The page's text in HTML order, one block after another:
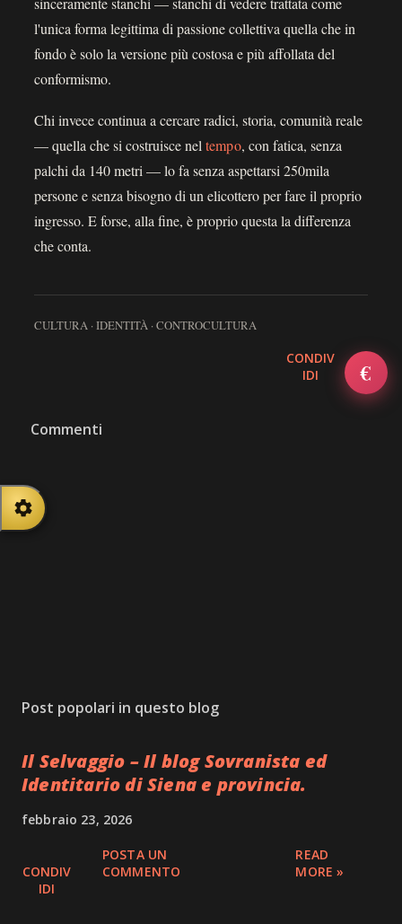
l'unica forma legittima di passione collettiva quella che in
fondo è solo la versione più costosa e più affollata del
conformismo.
Chi invece continua a cercare radici, storia, comunità reale
— quella che si costruisce nel tempo, con fatica, senza
palchi da 140 metri — lo fa senza aspettarsi 250mila
persone e senza bisogno di un elicottero per fare il proprio
ingresso. E forse, alla fine, è proprio questa la differenza
che conta.
CULTURA · IDENTITÀ · CONTROCULTURA
CONDIV
IDI
Commenti
Post popolari in questo blog
Il Selvaggio – Il blog Sovranista ed
Identitario di Siena e provincia.
febbraio 23, 2026
CONDIV
IDI
POSTA UN
COMMENTO
READ
MORE »
✕ €